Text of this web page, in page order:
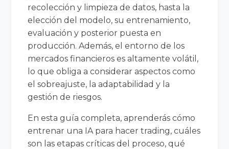
recolección y limpieza de datos, hasta la
elección del modelo, su entrenamiento,
evaluación y posterior puesta en
producción. Además, el entorno de los
mercados financieros es altamente volátil,
lo que obliga a considerar aspectos como
el sobreajuste, la adaptabilidad y la
gestión de riesgos.
En esta guía completa, aprenderás cómo
entrenar una IA para hacer trading, cuáles
son las etapas críticas del proceso, qué